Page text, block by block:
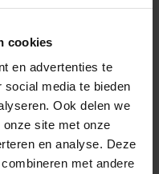
cookies
en advertenties te
media te bieden
Ook delen we
site met onze
en analyse. Deze
met andere